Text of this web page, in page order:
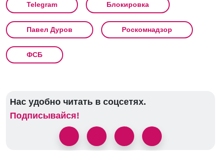
Telegram Блокировка
Павел Дуров Роскомнадзор
ФСБ
Нас удобно читать в соцсетях.
Подписывайся!